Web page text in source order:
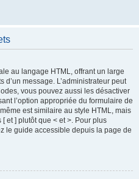
au langage HTML, offrant un large
message. L’administrateur peut
vous pouvez aussi les désactiver
l’option appropriée du formulaire de
est similaire au style HTML, mais
et ] plutôt que < et >. Pour plus
le guide accessible depuis la page de